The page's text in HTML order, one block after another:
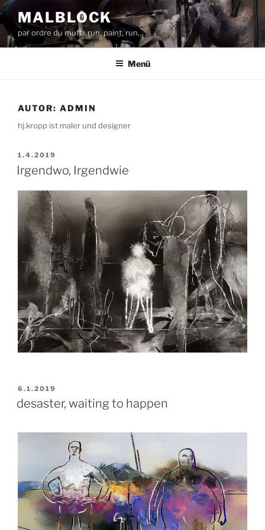
Zum
Inhalt
springen
MALBLOCK
par ordre du mufti: run, paint, run…
Menü
AUTOR: ADMIN
hj.kropp ist maler und designer
VERÖFFENTLICHT
AM
1.4.2019
Irgendwo, Irgendwie
VERÖFFENTLICHT
AM
6.1.2019
desaster, waiting to happen